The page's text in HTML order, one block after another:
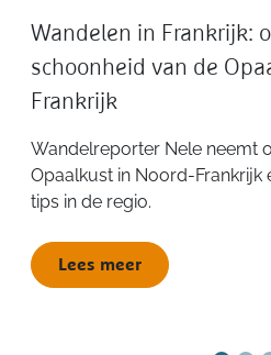
Wandelen in Frankrijk:
schoonheid van de
Frankrijk
Wandelreporter Nele neemt
Opaalkust in Noord-Frankrijk
tips in de regio.
Lees meer